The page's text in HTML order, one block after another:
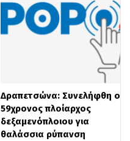
Δραπετσώνα: Συνελήφθη ο
59χρονος πλοίαρχος
δεξαμενόπλοιου για
θαλάσσια ρύπανση